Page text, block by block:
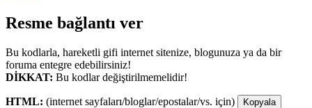
Resme bağlantı ver
Bu kodlarla, hareketli gifi internet sitenize, blogunuza ya da bir
foruma entegre edebilirsiniz!
DİKKAT: Bu kodlar değiştirilmemelidir!
HTML: (internet sayfaları/bloglar/epostalar/vs. için) Kopyala